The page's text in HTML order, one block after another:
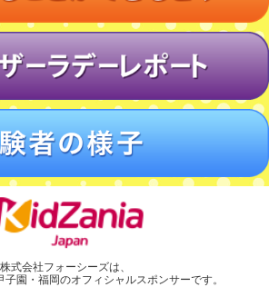
株式会社フォーシーズは、
子園・福岡のオフィシャルスポンサーです。